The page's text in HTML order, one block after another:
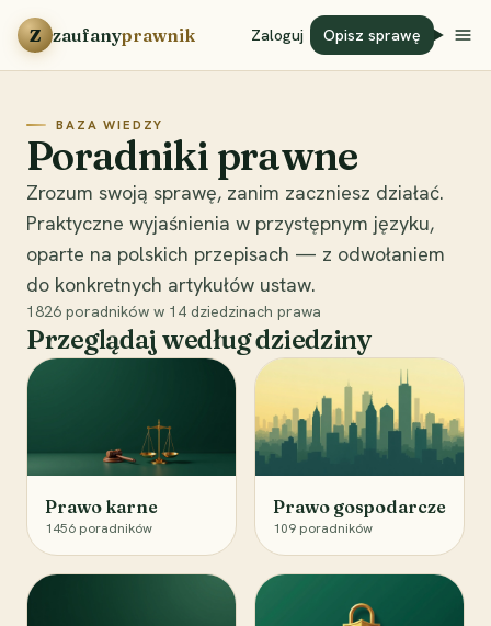
Przejdź do treści
Z zaufanyprawnik Zaloguj Opisz sprawę
BAZA WIEDZY
Poradniki prawne
Zrozum swoją sprawę, zanim zaczniesz działać.
Praktyczne wyjaśnienia w przystępnym języku,
oparte na polskich przepisach — z odwołaniem
do konkretnych artykułów ustaw.
1826 poradników w 14 dziedzinach prawa
Przeglądaj według dziedziny
Prawo karne
1456 poradników
Prawo gospodarcze
109 poradników